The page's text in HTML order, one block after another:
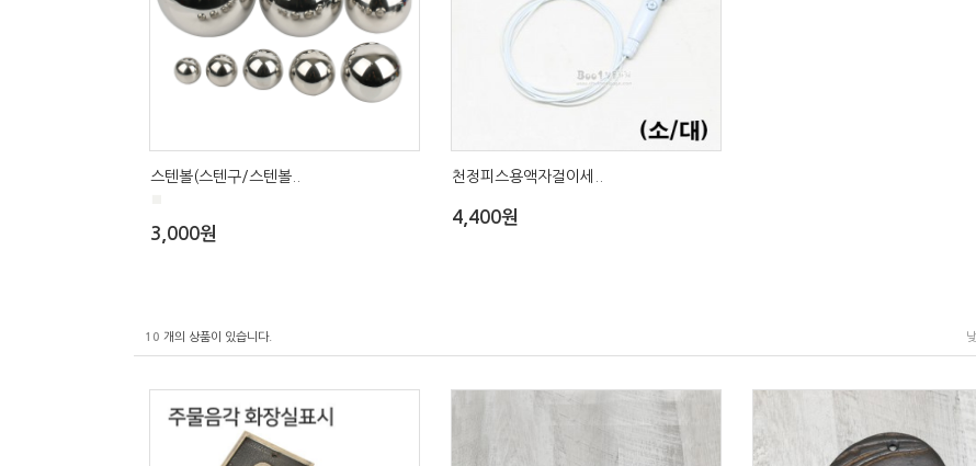
스텐볼(스텐구/스텐볼..
3,000원
천정피스용액자걸이세..
4,400원
10 개의 상품이 있습니다.